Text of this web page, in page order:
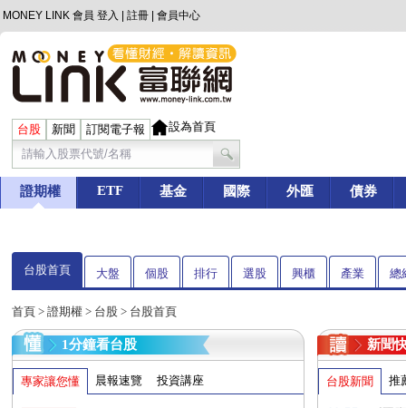
MONEY LINK 會員 登入 註冊 會員中心
台股 新聞 訂閱電子報 設為首頁
證期權 ETF 基金 國際 外匯 債券
台股首頁 大盤 個股 排行 選股 興櫃 產業 總
首頁 > 證期權 > 台股 > 台股首頁
1分鐘看台股
專家讓您懂 晨報速覽 投資講座
新聞
台股新聞 推